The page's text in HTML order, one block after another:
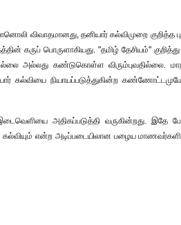
விவாதமானது, தனியார் கல்விமுறை குறித்த
கருப் பொருளாகியது. "தமிழ் தேசியம்"
அல்லது கண்டுகொள்ள விரும்புவதில்லை.
கல்வியை நியாயப்படுத்துகின்ற
அதிகப்படுத்தி வருகின்றது. இதே
கல்வியும் என்ற அடிப்படையிலான பழைய